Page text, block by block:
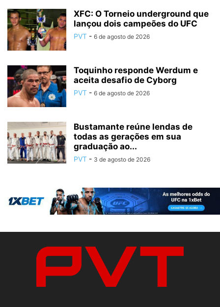
XFC: O Torneio underground que
lançou dois campeões do UFC
PVT - 6 de agosto de 2026
Toquinho responde Werdum e
aceita desafio de Cyborg
PVT - 6 de agosto de 2026
Bustamante reúne lendas de
todas as gerações em sua
graduação ao...
PVT - 3 de agosto de 2026